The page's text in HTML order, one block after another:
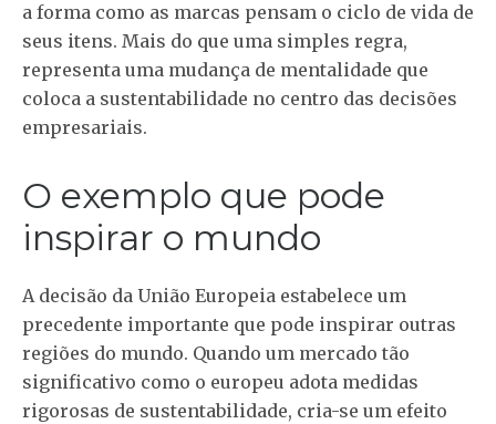
a forma como as marcas pensam o ciclo de vida de
seus itens. Mais do que uma simples regra,
representa uma mudança de mentalidade que
coloca a sustentabilidade no centro das decisões
empresariais.
O exemplo que pode
inspirar o mundo
A decisão da União Europeia estabelece um
precedente importante que pode inspirar outras
regiões do mundo. Quando um mercado tão
significativo como o europeu adota medidas
rigorosas de sustentabilidade, cria-se um efeito